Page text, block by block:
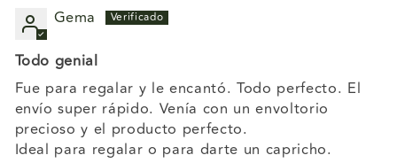
Gema
Todo genial
Fue para regalar y le encantó. Todo perfecto. El
envío super rápido. Venía con un envoltorio
precioso y el producto perfecto.
Ideal para regalar o para darte un capricho.